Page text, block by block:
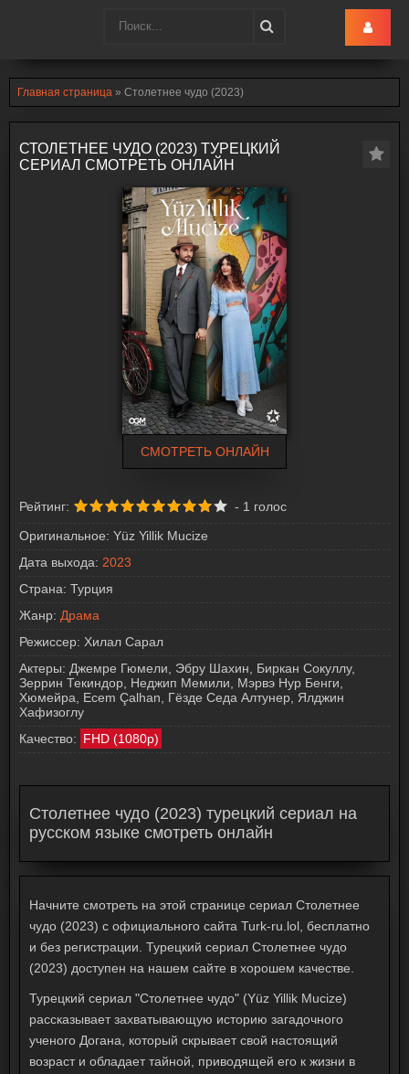
Главная страница » Столетнее чудо (2023)
СТОЛЕТНЕЕ ЧУДО (2023) ТУРЕЦКИЙ
СЕРИАЛ СМОТРЕТЬ ОНЛАЙН
СМОТРЕТЬ ОНЛАЙН
Рейтинг: - 1 голос
Оригинальное: Yüz Yillik Mucize
Дата выхода: 2023
Страна: Турция
Жанр: Драма
Режиссер: Хилал Сарал
Актеры: Джемре Гюмели, Эбру Шахин, Биркан Сокуллу,
Зеррин Текиндор, Неджип Мемили, Мэрвэ Нур Бенги,
Хюмейра, Ecem Çalhan, Гёзде Седа Алтунер, Ялджин
Хафизоглу
Качество: FHD (1080p)
Столетнее чудо (2023) турецкий сериал на
русском языке смотреть онлайн
Начните смотреть на этой странице сериал Столетнее
чудо (2023) с официального сайта Turk-ru.lol, бесплатно
и без регистрации. Турецкий сериал Столетнее чудо
(2023) доступен на нашем сайте в хорошем качестве.
Турецкий сериал "Столетнее чудо" (Yüz Yillik Mucize)
рассказывает захватывающую историю загадочного
ученого Догана, который скрывает свой настоящий
возраст и обладает тайной, приводящей его к жизни в
Turk-Ru.lol